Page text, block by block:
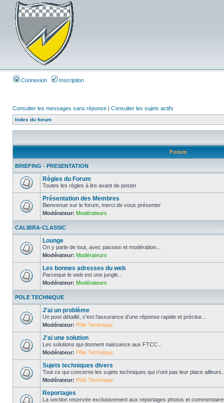
Connexion Inscription
Consulter les messages sans réponse | Consulter les sujets actifs
Index du forum
Forum
BRIEFING - PRESENTATION
Règles du Forum
Toutes les règles à lire avant de poster
Présentation des Membres
Bienvenue sur le forum, merci de vous présenter
Modérateur: Modérateurs
CALIBRA-CLASSIC
Lounge
On y parle de tout, avec passion et modération...
Modérateur: Modérateurs
Les bonnes adresses du web
Parceque le web est une jungle...
Modérateur: Modérateurs
POLE TECHNIQUE
J'ai un problème
Un post détaillé, c'est l'assurance d'une réponse rapide et précise...
Modérateur: Pôle Technique
J'ai une solution
Les solutions qui donnent naissance aux FTCC...
Modérateur: Pôle Technique
Sujets techniques divers
Tout ce qui concerne les sujets techniques qui n'ont pas leur place
Modérateur: Pôle Technique
Reportages
La section reservée exclusivement aux reportages photos et